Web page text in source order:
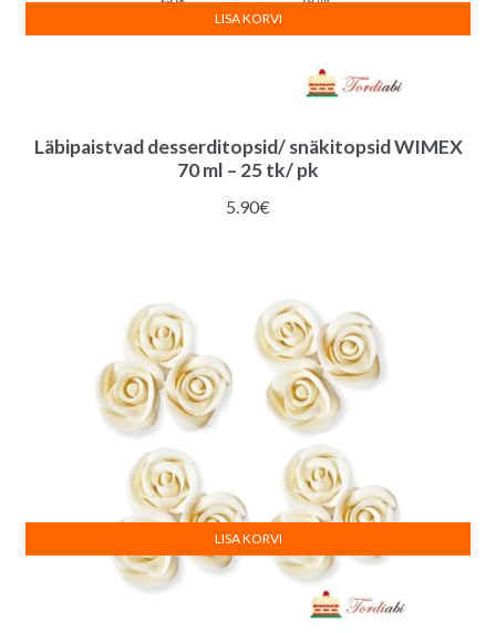
Läbipaistvad desserditopsid/ snäkitopsid WIMEX
70 ml – 25 tk/ pk
5.90€
LISA KORVI
LISA KORVI